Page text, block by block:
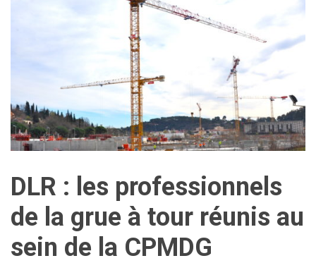
DLR : les professionnels
de la grue à tour réunis au
sein de la CPMDG